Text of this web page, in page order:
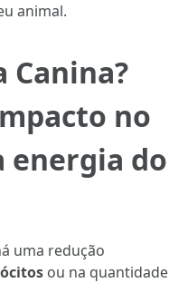
animal.
Canina?
no
energia do
uma redução
ou na quantidade